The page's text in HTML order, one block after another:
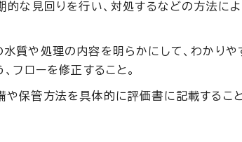
的な見回りを行い、対処するなどの方法に
質や処理の内容を明らかにして、わかりや
フローを修正すること。
保管方法を具体的に評価書に記載すること